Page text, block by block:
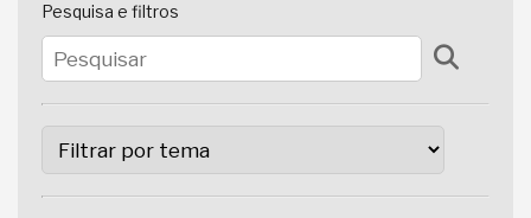
Pesquisa e filtros